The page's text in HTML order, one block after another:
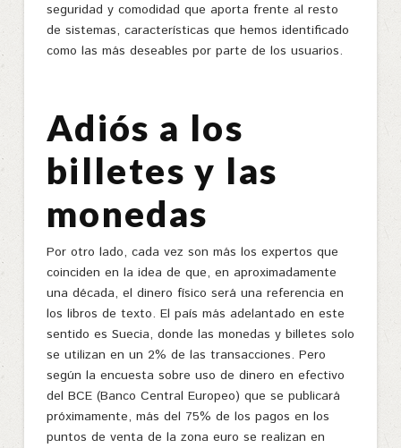
seguridad y comodidad que aporta frente al resto
de sistemas, características que hemos identificado
como las más deseables por parte de los usuarios.
Adiós a los
billetes y las
monedas
Por otro lado, cada vez son más los expertos que
coinciden en la idea de que, en aproximadamente
una década, el dinero físico será una referencia en
los libros de texto. El país más adelantado en este
sentido es Suecia, donde las monedas y billetes solo
se utilizan en un 2% de las transacciones. Pero
según la encuesta sobre uso de dinero en efectivo
del BCE (Banco Central Europeo) que se publicará
próximamente, más del 75% de los pagos en los
puntos de venta de la zona euro se realizan en